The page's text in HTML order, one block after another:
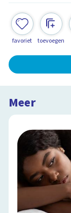
favoriet toevoegen
Meer